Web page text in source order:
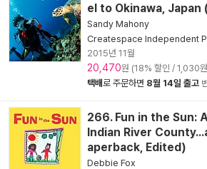
el to Okinawa, Japan
Sandy Mahony
Createspace Independent
2015년 11월
20,470원 (18% 할인 / 1,030
택배로 주문하면 8월 14일 출고
266. Fun in the Sun:
Indian River
aperback, Edited)
Debbie Fox